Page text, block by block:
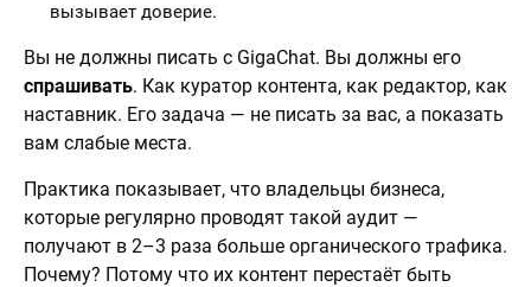
вызывает доверие.
Вы не должны писать с GigaChat. Вы должны его
спрашивать. Как куратор контента, как редактор, как
наставник. Его задача — не писать за вас, а показать
вам слабые места.
Практика показывает, что владельцы бизнеса,
которые регулярно проводят такой аудит —
получают в 2–3 раза больше органического трафика.
Почему? Потому что их контент перестаёт быть